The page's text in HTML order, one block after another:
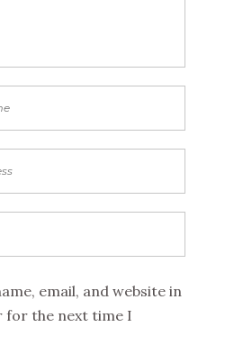
email, and website in
for the next time I